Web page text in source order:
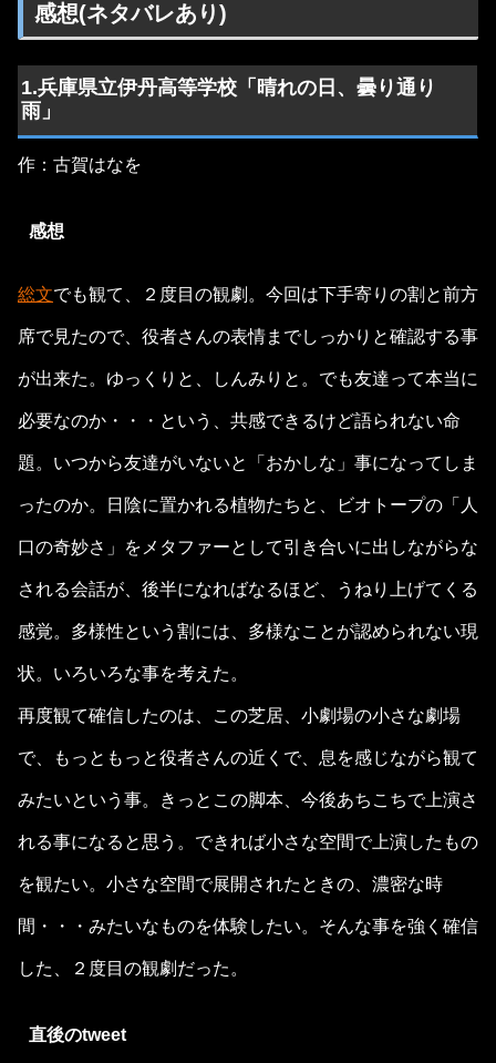
感想(ネタバレあり)
1.兵庫県立伊丹高等学校「晴れの日、曇り通り
雨」
作：古賀はなを
感想
総文でも観て、２度目の観劇。今回は下手寄りの割と前方
席で見たので、役者さんの表情までしっかりと確認する事
が出来た。ゆっくりと、しんみりと。でも友達って本当に
必要なのか・・・という、共感できるけど語られない命
題。いつから友達がいないと「おかしな」事になってしま
ったのか。日陰に置かれる植物たちと、ビオトープの「人
口の奇妙さ」をメタファーとして引き合いに出しながらな
される会話が、後半になればなるほど、うねり上げてくる
感覚。多様性という割には、多様なことが認められない現
状。いろいろな事を考えた。
再度観て確信したのは、この芝居、小劇場の小さな劇場
で、もっともっと役者さんの近くで、息を感じながら観て
みたいという事。きっとこの脚本、今後あちこちで上演さ
れる事になると思う。できれば小さな空間で上演したもの
を観たい。小さな空間で展開されたときの、濃密な時
間・・・みたいなものを体験したい。そんな事を強く確信
した、２度目の観劇だった。
直後のtweet